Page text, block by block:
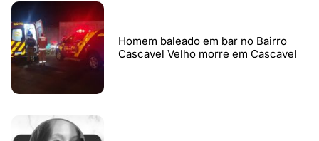
Homem baleado em bar no Bairro
Cascavel Velho morre em Cascavel